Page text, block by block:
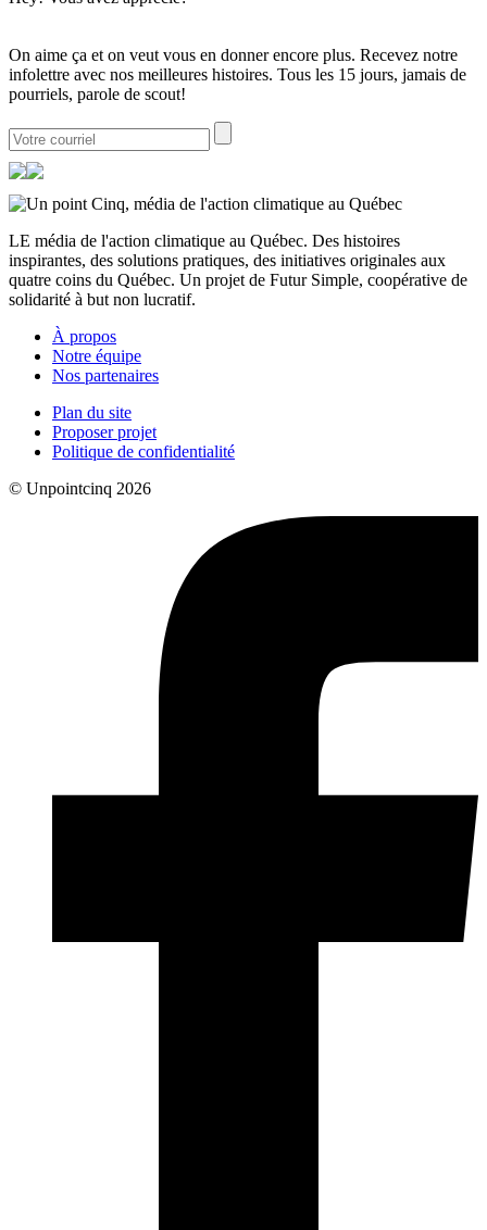
On aime ça et on veut vous en donner encore plus. Recevez notre
infolettre avec nos meilleures histoires. Tous les 15 jours, jamais de
pourriels, parole de scout!
LE média de l'action climatique au Québec. Des histoires
inspirantes, des solutions pratiques, des initiatives originales aux
quatre coins du Québec. Un projet de Futur Simple, coopérative de
solidarité à but non lucratif.
À propos
Notre équipe
Nos partenaires
Plan du site
Proposer projet
Politique de confidentialité
© Unpointcinq 2026